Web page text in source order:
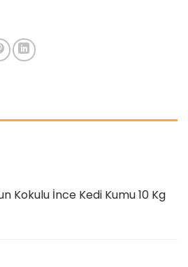
Kokulu İnce Kedi Kumu 10 Kg